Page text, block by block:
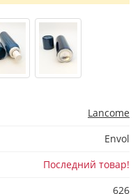
Lancome
Envol
Последний товар!
626